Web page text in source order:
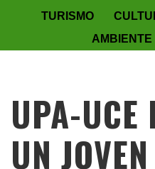
TURISMO
AMBIENTE
UPA-UCE
UN JOVEN